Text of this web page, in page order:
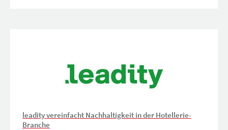
leadity vereinfacht Nachhaltigkeit in der Hotellerie-
Branche